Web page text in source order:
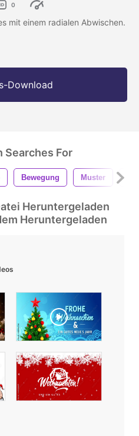
0
mit einem radialen Abwischen.
Download
Searches For
Bewegung Muster
Heruntergeladen
Heruntergeladen